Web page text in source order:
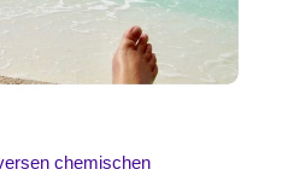
chemischen